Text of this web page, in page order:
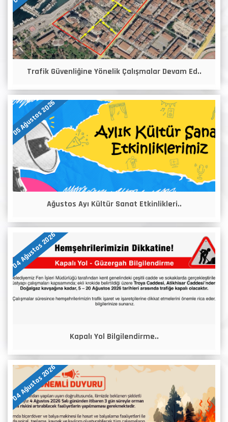
Trafik Güvenliğine Yönelik Çalışmalar Devam Ed..
05 Ağustos 2026
Ağustos Ayı Kültür Sanat Etkinlikleri..
04 Ağustos 2026
Kapalı Yol Bilgilendirme..
04 Ağustos 2026